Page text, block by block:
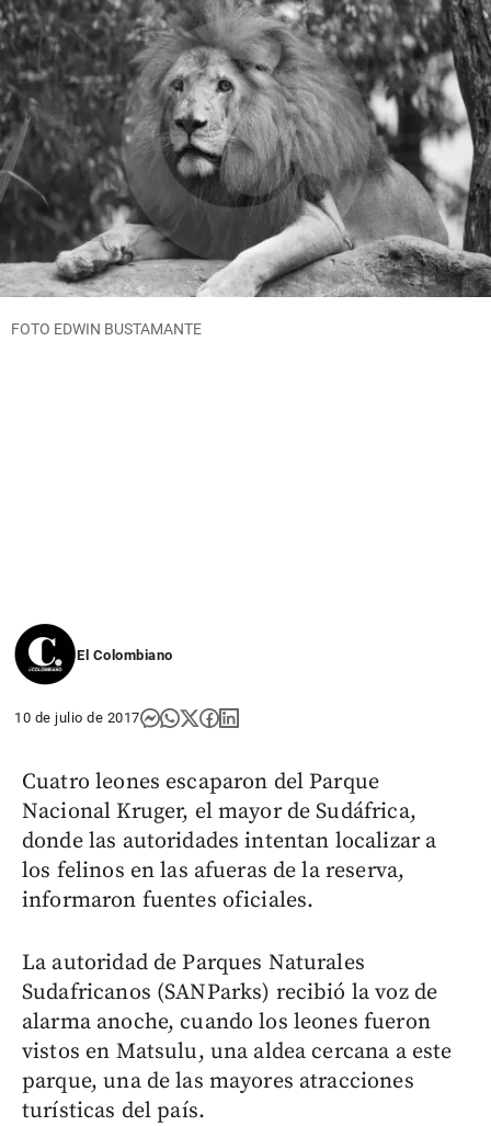
FOTO EDWIN BUSTAMANTE
El Colombiano
10 de julio de 2017
Cuatro leones escaparon del Parque
Nacional Kruger, el mayor de Sudáfrica,
donde las autoridades intentan localizar a
los felinos en las afueras de la reserva,
informaron fuentes oficiales.
La autoridad de Parques Naturales
Sudafricanos (SANParks) recibió la voz de
alarma anoche, cuando los leones fueron
vistos en Matsulu, una aldea cercana a este
parque, una de las mayores atracciones
turísticas del país.